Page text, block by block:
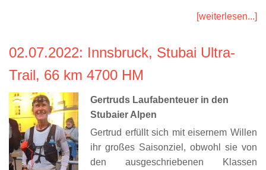
[weiterlesen...]
02.07.2022: Innsbruck, Stubai Ultra-
Trail, 66 km 4700 HM
Gertruds Laufabenteuer in den
Stubaier Alpen
Gertrud erfüllt sich mit eisernem Willen
ihr großes Saisonziel, obwohl sie von
den ausgeschriebenen Klassen